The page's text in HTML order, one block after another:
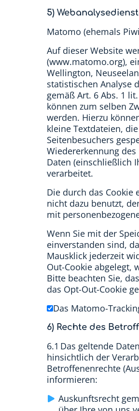
5)
Matomo (ehemals
Auf dieser Website
(www.matomo.org),
Wellington,
statistischen Analyse
gemäß Art. 6 Abs. 1
können zum selben
werden. Hierzu
kleine Textdateien,
Seitenbesuchers
Wiedererkennung
Daten (einschließlich
verarbeitet.
Die durch das
nicht dazu benutzt,
mit
Wenn Sie mit der
einverstanden sind,
Mausklick jederzeit
Out-Cookie abgelegt,
Bitte beachten Sie,
das Opt-Out-Cookie
Das Matomo-
6) Rechte des
6.1 Das geltende
hinsichtlich der
Betroffenenrechte
informieren:
Auskunftsrecht